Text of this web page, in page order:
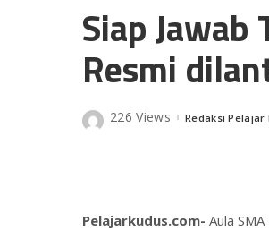
Siap Jawab
Resmi
226 ViewsPosted
Redaksi Pelajar
Pelajarkudus.com- Aula